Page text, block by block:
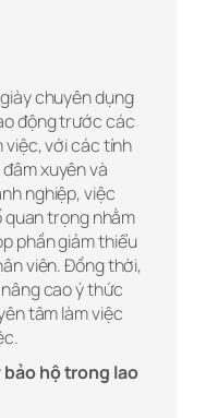
chuyên dụng
động trước các
việc, với các tính
xuyên và
nghiệp, việc
quan trọng nhằm
phần giảm thiểu
viên. Đồng thời,
cao ý thức
tâm làm việc
bảo hộ trong lao